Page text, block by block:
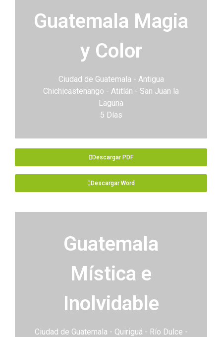
Guatemala Magia
y Color
Ciudad de Guatemala - Antigua
Chichicastenango - Atitlán - San Juan la
Laguna
5 Días
Descargar PDF
Descargar Word
Guatemala
Mística e
Inolvidable
Ciudad de Guatemala - Quiriguá - Río Dulce -